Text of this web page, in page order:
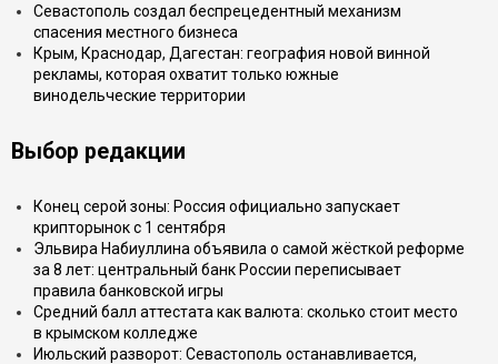
Севастополь создал беспрецедентный механизм
спасения местного бизнеса
Крым, Краснодар, Дагестан: география новой винной
рекламы, которая охватит только южные
винодельческие территории
Выбор редакции
Конец серой зоны: Россия официально запускает
крипторынок с 1 сентября
Эльвира Набиуллина объявила о самой жёсткой реформе
за 8 лет: центральный банк России переписывает
правила банковской игры
Средний балл аттестата как валюта: сколько стоит место
в крымском колледже
Июльский разворот: Севастополь останавливается,